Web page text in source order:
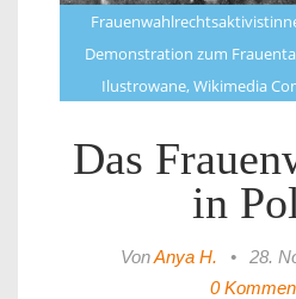
Demonstration zum
Ilustrowane, Wikimedia
Das
in
VonAnya H. • 28.
0